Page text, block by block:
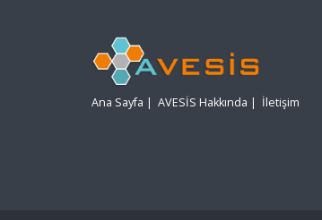
Ana Sayfa | AVESİS Hakkında | İletişim